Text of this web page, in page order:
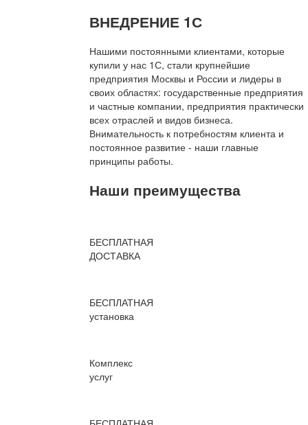
ВНЕДРЕНИЕ 1С
Нашими постоянными клиентами, которые
купили у нас 1С, стали крупнейшие
предприятия Москвы и России и лидеры в
своих областях: государственные предприятия
и частные компании, предприятия практически
всех отраслей и видов бизнеса.
Внимательность к потребностям клиента и
постоянное развитие - наши главные
принципы работы.
Наши преимущества
БЕСПЛАТНАЯ
ДОСТАВКА
БЕСПЛАТНАЯ
установка
Комплекс
услуг